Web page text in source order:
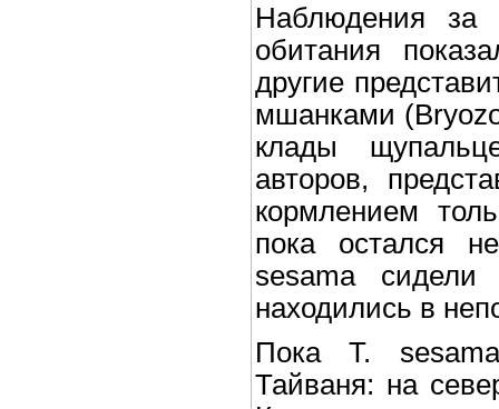
Наблюдения за
обитания
другие
мшанками
клады
авторов,
кормлением
пока остался
sesama
находились в
Пока T.
Тайваня: на